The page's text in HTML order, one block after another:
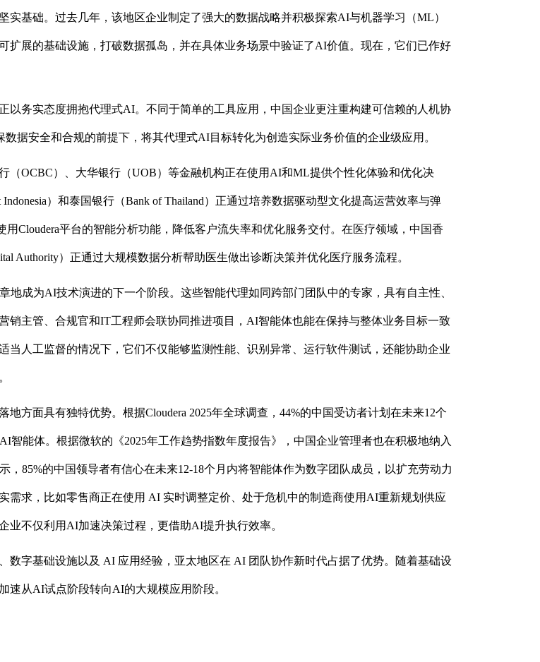
实基础。过去几年，该地区企业制定了强大的数据战略并积极探索AI与机器学习（ML）
扩展的基础设施，打破数据孤岛，并在具体业务场景中验证了AI价值。现在，它们已作好
以务实态度拥抱代理式AI。不同于简单的工具应用，中国企业更注重构建可信赖的人机协
数据安全和合规的前提下，将其代理式AI目标转化为创造实际业务价值的企业级应用。
（OCBC）、大华银行（UOB）等金融机构正在使用AI和ML提供个性化体验和优化决
）和泰国银行（Bank of Thailand）正通过培养数据驱动型文化提高运营效率与弹
用Cloudera平台的智能分析功能，降低客户流失率和优化服务交付。在医疗领域，中国香
Authority）正通过大规模数据分析帮助医生做出诊断决策并优化医疗服务流程。
地成为AI技术演进的下一个阶段。这些智能代理如同跨部门团队中的专家，具有自主性、
销主管、合规官和IT工程师会联协同推进项目，AI智能体也能在保持与整体业务目标一致
当人工监督的情况下，它们不仅能够监测性能、识别异常、运行软件测试，还能协助企业
地方面具有独特优势。根据Cloudera 2025年全球调查，44%的中国受访者计划在未来12个
智能体。根据微软的《2025年工作趋势指数年度报告》，中国企业管理者也在积极地纳入
，85%的中国领导者有信心在未来12-18个月内将智能体作为数字团队成员，以扩充劳动力
需求，比如零售商正在使用 AI 实时调整定价、处于危机中的制造商使用AI重新规划供应
业不仅利用AI加速决策过程，更借助AI提升执行效率。
数字基础设施以及 AI 应用经验，亚太地区在 AI 团队协作新时代占据了优势。随着基础设
速从AI试点阶段转向AI的大规模应用阶段。